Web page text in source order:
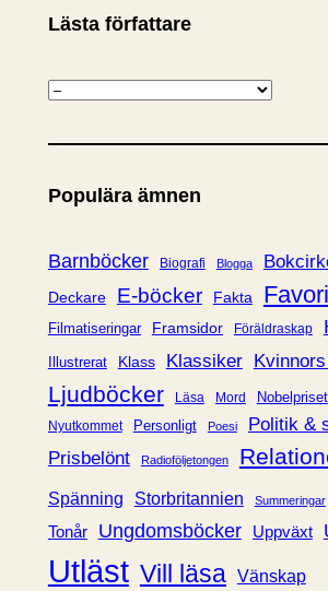
Lästa författare
K
t
g
r
i
Populära ämnen
Barnböcker Biografi Blogga
Deckare E-böcker Fakta
Filmatiseringar Framsidor Föräldraskap
Illustrerat Klass Klassiker
Ljudböcker
Läsa Mord Nobelpriset
Nyutkommet Personligt Poesi
Politik &
Prisbelönt
Radioföljetongen
Spänning Storbritannien Summeringar
Tonår Ungdomsböcker Uppväxt
Utläst Vill läsa Vänskap